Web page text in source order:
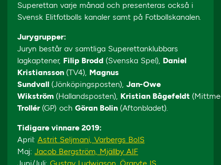
Superettan varje månad och presenteras också i
Svensk Elitfotbolls kanaler samt på Fotbollskanalen.
Jurygrupper:
Juryn består av samtliga Superettanklubbars
lagkaptener, Filip Brodd (Svenska Spel), Daniel
Kristiansson (TV4), Magnus
Sundvall (Jönköpingsposten), Jan-Owe
Wikström (Hallandsposten), Kristian Bågefeldt
Trollér (GP) och Göran Bolin (Aftonbladet).
Tidigare vinnare 2019:
April: Astrit Seljmani, Varbergs BoIS
Maj: Jacob Bergström, Mjällby AIF